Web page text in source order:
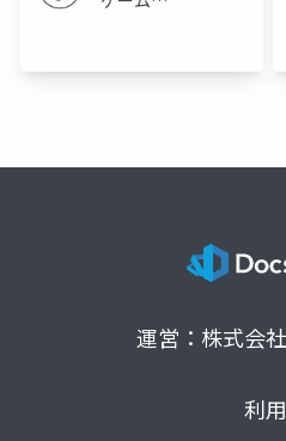
運営：株式会
利